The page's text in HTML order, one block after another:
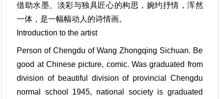
借助水墨、淡彩与独具匠心的构思，婉约抒情，浑然
一体，是一幅幅动人的诗情画。
Introduction to the artist
Person of Chengdu of Wang Zhongqing Sichuan. Be
good at Chinese picture, comic. Was graduated from
division of beautiful division of provincial Chengdu
normal school 1945, national society is graduated